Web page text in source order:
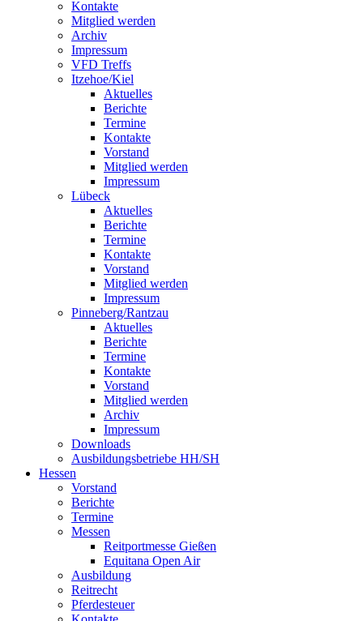
Kontakte
Mitglied werden
Archiv
Impressum
VFD Treffs
Itzehoe/Kiel
Aktuelles
Berichte
Termine
Kontakte
Vorstand
Mitglied werden
Impressum
Lübeck
Aktuelles
Berichte
Termine
Kontakte
Vorstand
Mitglied werden
Impressum
Pinneberg/Rantzau
Aktuelles
Berichte
Termine
Kontakte
Vorstand
Mitglied werden
Archiv
Impressum
Downloads
Ausbildungsbetriebe HH/SH
Hessen
Vorstand
Berichte
Termine
Messen
Reitportmesse Gießen
Equitana Open Air
Ausbildung
Reitrecht
Pferdesteuer